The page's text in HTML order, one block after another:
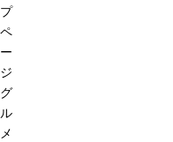
プ
ペ
ー
ジ
グ
ル
メ